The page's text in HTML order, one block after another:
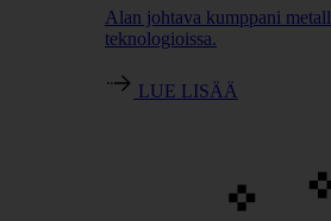
Alan johtava kumppani
teknologioissa.
LUE LISÄÄ